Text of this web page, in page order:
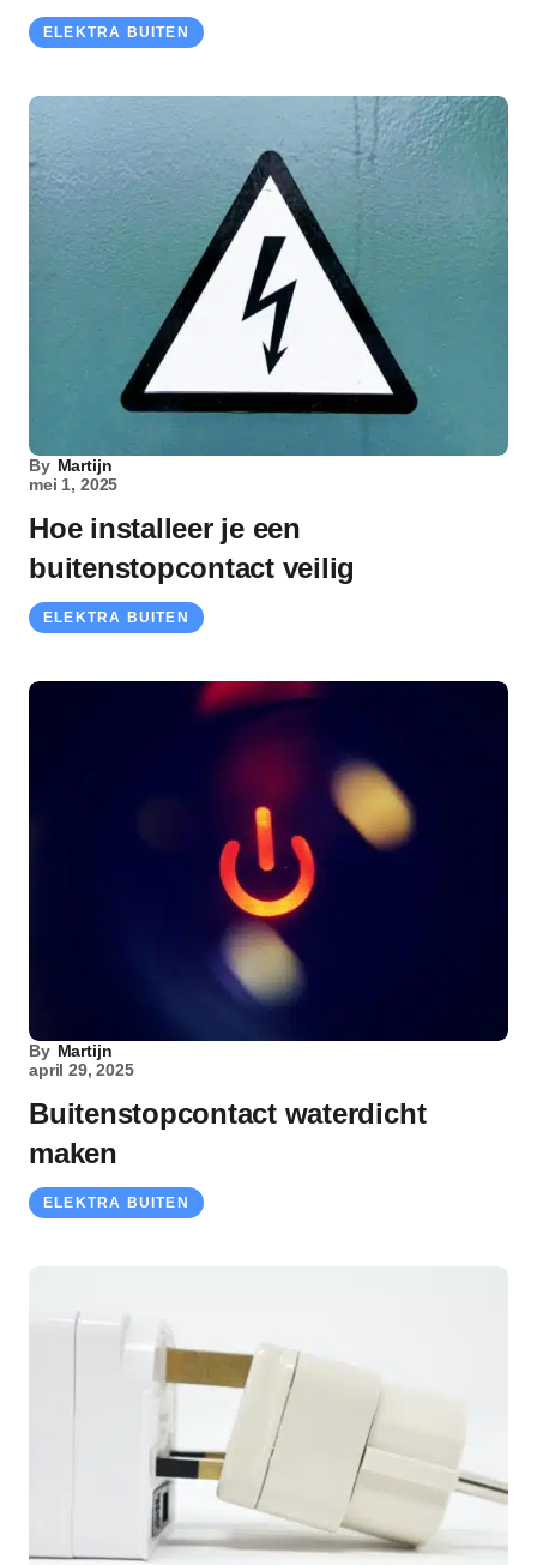
ELEKTRA BUITEN
By Martijn
mei 1, 2025
Hoe installeer je een
buitenstopcontact veilig
ELEKTRA BUITEN
By Martijn
april 29, 2025
Buitenstopcontact waterdicht
maken
ELEKTRA BUITEN